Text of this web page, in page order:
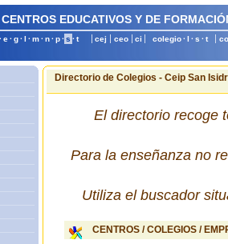
EDUCATIVOS Y DE
· e · g · l · m · n · p · s · t cej ceo ci colegio· l · s · t
Directorio de Colegios - Ceip San
El directorio recoge
Para la enseñanza no
Utiliza el buscador
CENTROS / COLEGIOS /